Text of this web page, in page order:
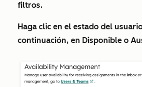
filtros.
Haga clic en el estado del
continuación, en Disponible o